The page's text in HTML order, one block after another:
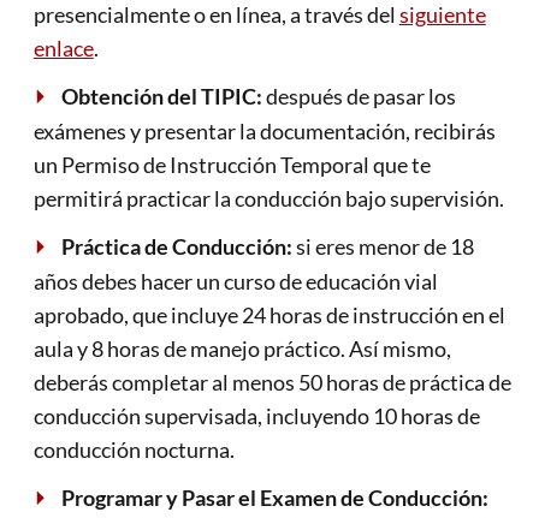
presencialmente o en línea, a través del siguiente
enlace.
Obtención del TIPIC:después de pasar los
exámenes y presentar la documentación, recibirás
un Permiso de Instrucción Temporal que te
permitirá practicar la conducción bajo supervisión.
Práctica de Conducción:si eres menor de 18
años debes hacer un curso de educación vial
aprobado, que incluye 24 horas de instrucción en el
aula y 8 horas de manejo práctico. Así mismo,
deberás completar al menos 50 horas de práctica de
conducción supervisada, incluyendo 10 horas de
conducción nocturna.
Programar y Pasar el Examen de Conducción: